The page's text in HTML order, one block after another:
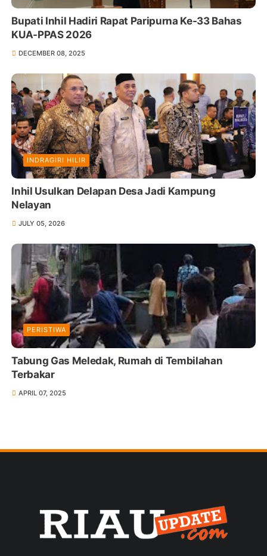
Bupati Inhil Hadiri Rapat Paripurna Ke-33 Bahas
KUA-PPAS 2026
DECEMBER 08, 2025
INDRAGIRI HILIR
Inhil Usulkan Delapan Desa Jadi Kampung
Nelayan
JULY 05, 2026
PERISTIWA
Tabung Gas Meledak, Rumah di Tembilahan
Terbakar
APRIL 07, 2025